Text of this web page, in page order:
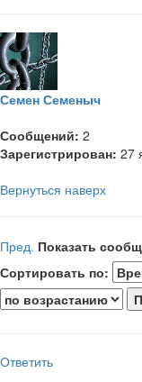
Семен Семеныч
Сообщений: 2
Зарегистрирован: 27
Вернуться наверх
Пред. Показать
Сортировать по:
Ответить